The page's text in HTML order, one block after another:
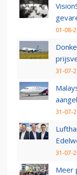
01-08-
31-07-
31-07-
31-07-
Meer